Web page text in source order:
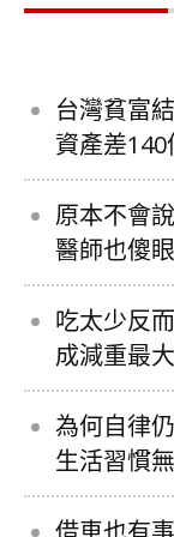
台灣貧富
資產差140
原本不會
醫師也傻眼
吃太少反
成減重最
為何自律
生活習慣